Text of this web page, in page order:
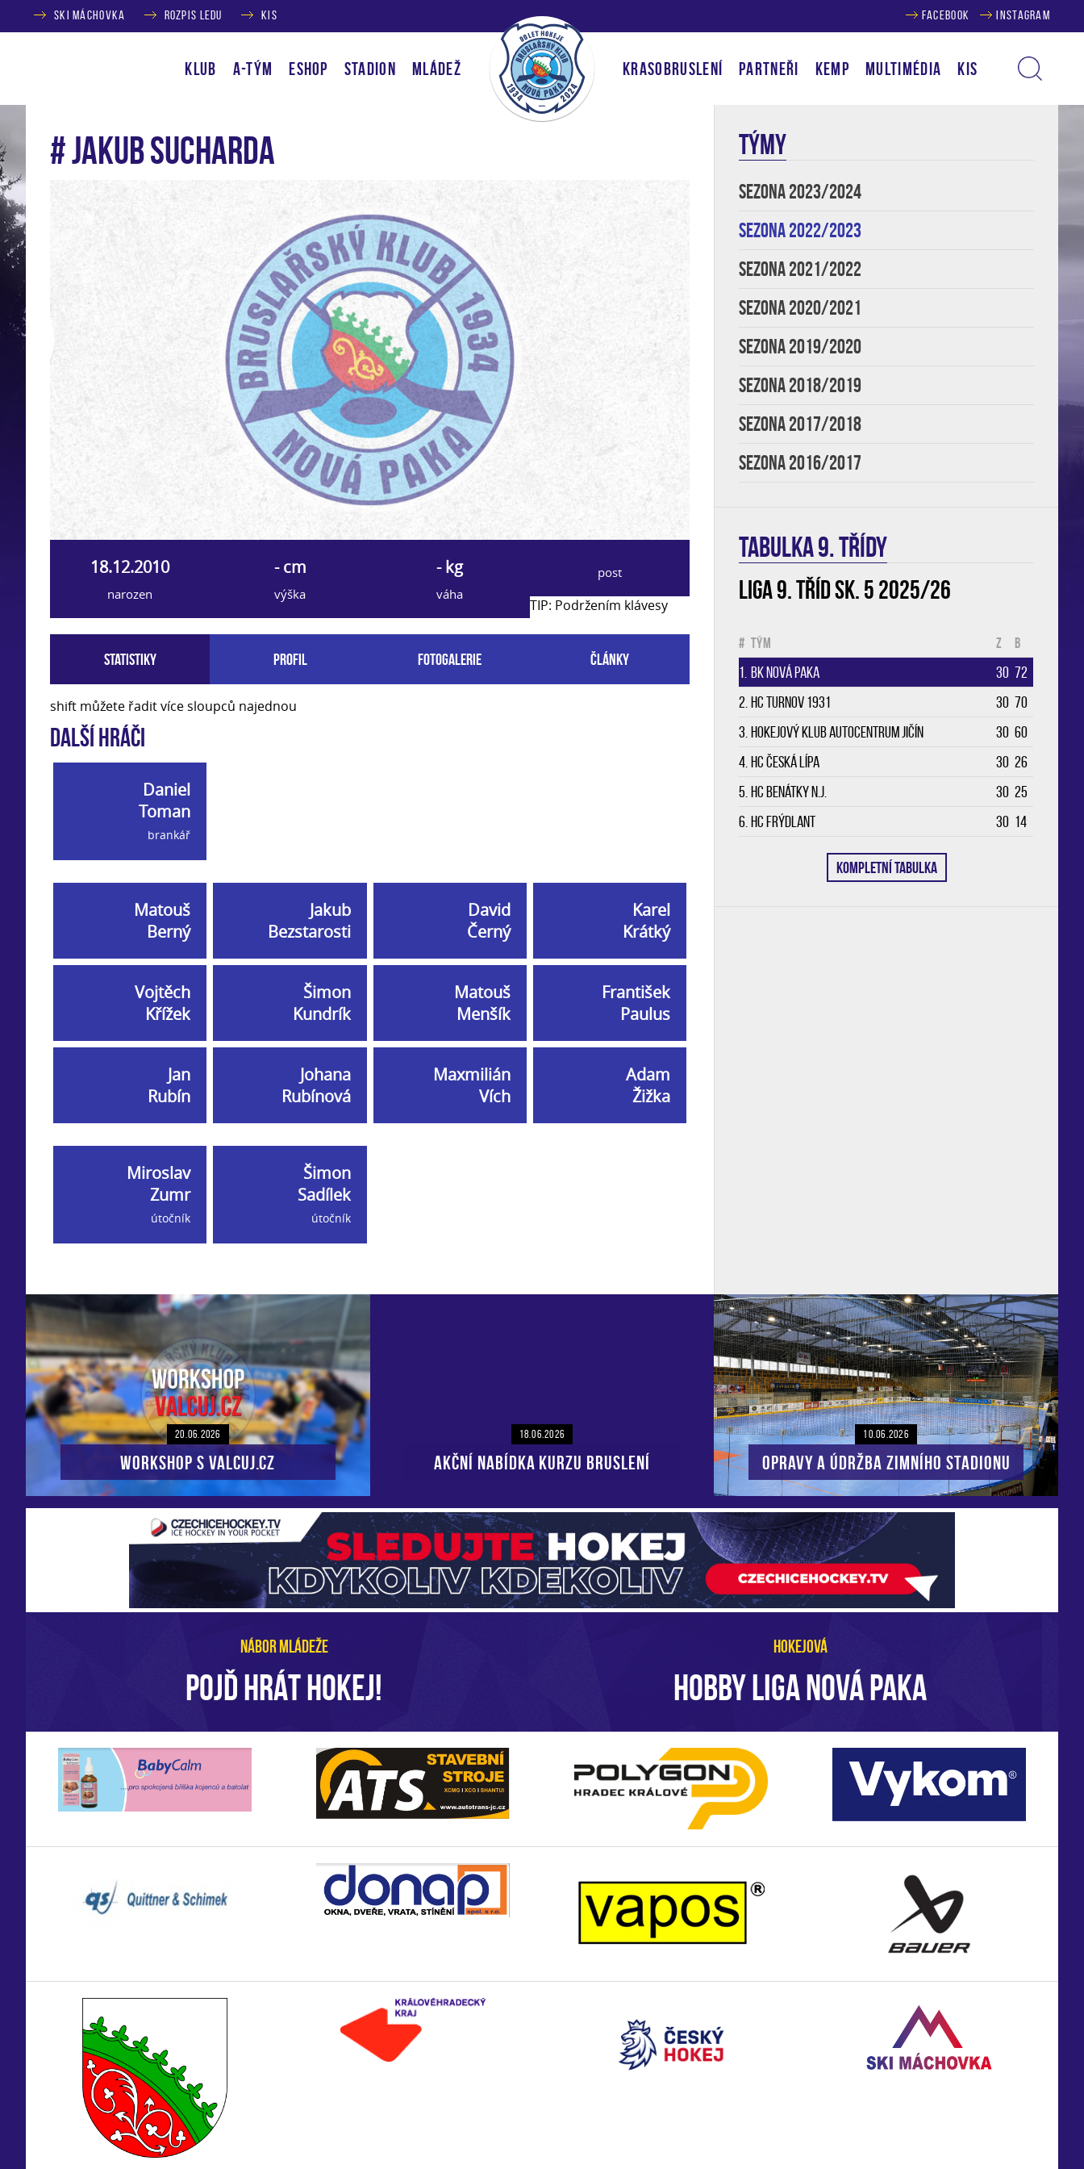
SKI MÁCHOVKA ROZPIS LEDU KIS FACEBOOK INSTAGRAM
KLUB A-TÝM ESHOP STADION MLÁDEŽ KRASOBRUSLENÍ PARTNEŘI KEMP MULTIMÉDIA KIS
# Jakub Sucharda
18.12.2010
narozen
- cm
výška
- kg
váha
post
Statistiky Profil Fotogalerie Články
TIP: Podržením klávesy
shift můžete řadit více sloupců najednou
Další hráči
Daniel
Toman
brankář
Matouš
Berný
Jakub
Bezstarosti
David
Černý
Karel
Krátký
Vojtěch
Křížek
Šimon
Kundrík
Matouš
Menšík
František
Paulus
Jan
Rubín
Johana
Rubínová
Maxmilián
Vích
Adam
Žižka
Miroslav
Zumr
útočník
Šimon
Sadílek
útočník
TÝMY
SEZONA 2023/2024
SEZONA 2022/2023
SEZONA 2021/2022
SEZONA 2020/2021
SEZONA 2019/2020
SEZONA 2018/2019
SEZONA 2017/2018
SEZONA 2016/2017
TABULKA 9. třídy
Liga 9. tříd sk. 5 2025/26
# Tým Z B
1. BK Nová Paka 30 72
2. HC Turnov 1931 30 70
3. Hokejový klub Autocentrum Jičín 30 60
4. HC Česká Lípa 30 26
5. HC Benátky n.J. 30 25
6. HC Frýdlant 30 14
KOMPLETNÍ TABULKA
20.06.2026
Workshop s VALCUJ.CZ
18.06.2026
AKČNÍ NABÍDKA KURZU BRUSLENÍ
10.06.2026
Opravy a údržba zimního stadionu
NÁBOR MLÁDEŽE
POJĎ HRÁT HOKEJ!
HOKEJOVÁ
HOBBY LIGA NOVÁ PAKA